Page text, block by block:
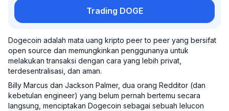
Trading DOGE
Dogecoin adalah mata uang kripto peer to peer yang bersifat
open source dan memungkinkan penggunanya untuk
melakukan transaksi dengan cara yang lebih privat,
terdesentralisasi, dan aman.
Billy Marcus dan Jackson Palmer, dua orang Redditor (dan
kebetulan engineer) yang belum pernah bertemu secara
langsung, menciptakan Dogecoin sebagai sebuah lelucon